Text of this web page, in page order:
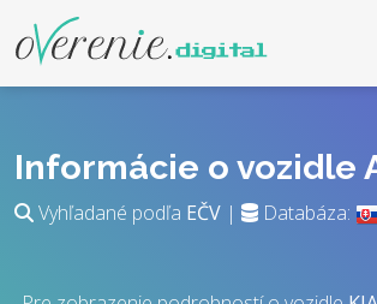
Informácie o vozidle
Vyhľadané podľa EČV | Databáza: